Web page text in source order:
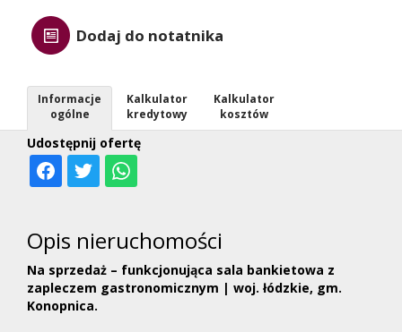
Dodaj do notatnika
Udostępnij ofertę
Informacje
ogólne
Kalkulator
kredytowy
Kalkulator
kosztów
Opis nieruchomości
Na sprzedaż – funkcjonująca sala bankietowa z
zapleczem gastronomicznym | woj. łódzkie, gm.
Konopnica.